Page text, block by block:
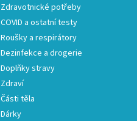
Zdravotnické potřeby
COVID a ostatní testy
Roušky a respirátory
Dezinfekce a drogerie
Doplňky stravy
Zdraví
Části těla
Dárky